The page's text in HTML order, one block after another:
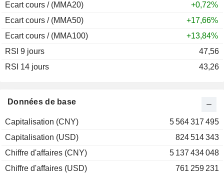
Données de base
Capitalisation (CNY)
5 564 317 495
Capitalisation (USD)
824 514 343
Chiffre d'affaires (CNY)
5 137 434 048
Chiffre d'affaires (USD)
761 259 231
Ecart cours / (MMA20)
+0,72%
Ecart cours / (MMA50)
+17,66%
Ecart cours / (MMA100)
+13,84%
RSI 9 jours
47,56
RSI 14 jours
43,26